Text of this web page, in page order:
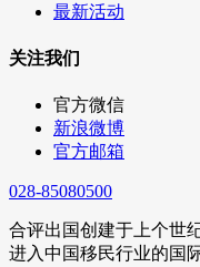
最新活动
关注我们
官方微信
新浪微博
官方邮箱
028-85080500
合评出国创建于上个世
进入中国移民行业的国